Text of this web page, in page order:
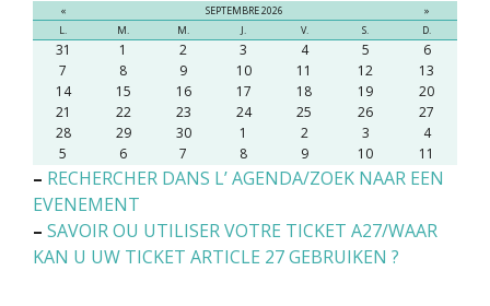
« SEPTEMBRE 2026
»
L.
M. M. J. V. S. D.
31 1 2 3 4 5
6
7
8 9 10 11 12
13
14
15 16 17 18 19
20
21
22 23 24 25 26
27
28
29 30 1 2 3
4
5
6 7 8 9 10 11
– RECHERCHER DANS L’ AGENDA/ZOEK NAAR EEN
EVENEMENT
– SAVOIR OU UTILISER VOTRE TICKET A27/WAAR
KAN U UW TICKET ARTICLE 27 GEBRUIKEN ?